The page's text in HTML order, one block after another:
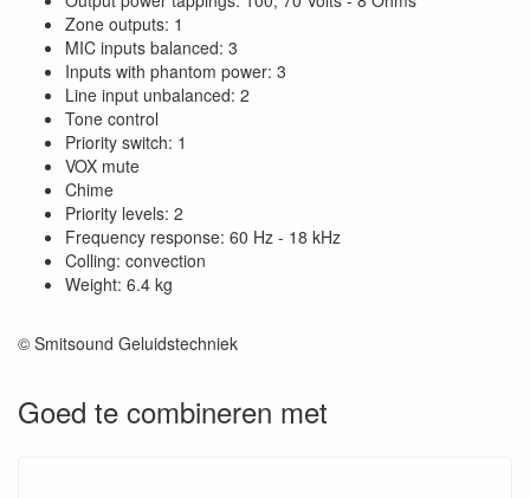
Zone outputs: 1
MIC inputs balanced: 3
Inputs with phantom power: 3
Line input unbalanced: 2
Tone control
Priority switch: 1
VOX mute
Chime
Priority levels: 2
Frequency response: 60 Hz - 18 kHz
Colling: convection
Weight: 6.4 kg
© Smitsound Geluidstechniek
Goed te combineren met